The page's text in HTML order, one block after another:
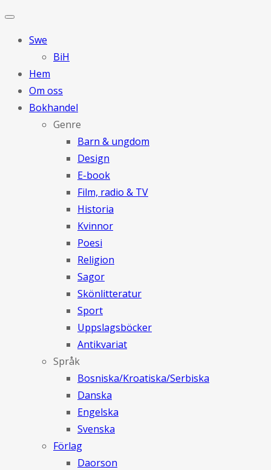
Swe
BiH
Hem
Om oss
Bokhandel
Genre
Barn & ungdom
Design
E-book
Film, radio & TV
Historia
Kvinnor
Poesi
Religion
Sagor
Skönlitteratur
Sport
Uppslagsböcker
Antikvariat
Språk
Bosniska/Kroatiska/Serbiska
Danska
Engelska
Svenska
Förlag
Daorson